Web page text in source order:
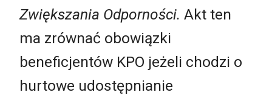
Zwiększania Odporności. Akt ten
ma zrównać obowiązki
beneficjentów KPO jeżeli chodzi o
hurtowe udostępnianie